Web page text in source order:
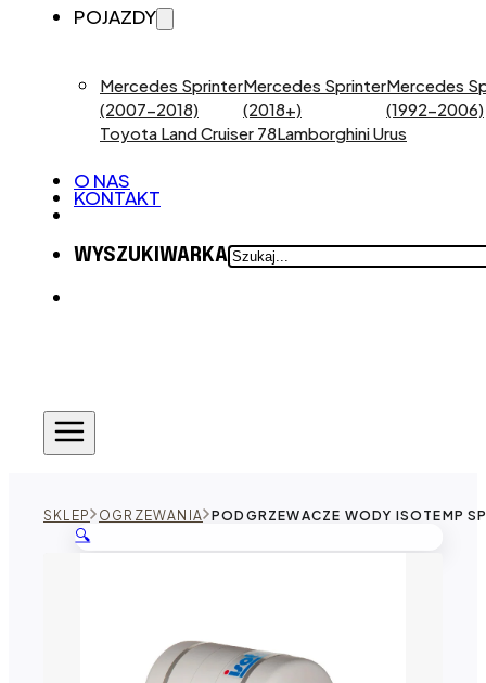
POJAZDY
Mercedes Sprinter
(2007-2018)
Mercedes Sprinter
(2018+)
Mercedes
(1992-2006)
Toyota Land Cruiser 78Lamborghini Urus
O NAS
KONTAKT
WYSZUKIWARKASZUKAJ
SKLEP OGRZEWANIA PODGRZEWACZE WODY ISOTEMP
🔍